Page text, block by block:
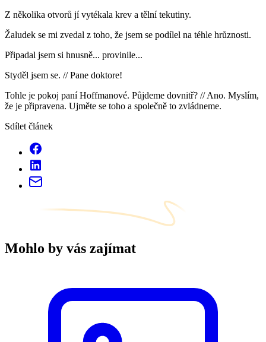
Z několika otvorů jí vytékala krev a tělní tekutiny.
Žaludek se mi zvedal z toho, že jsem se podílel na téhle hrůznosti.
Připadal jsem si hnusně... provinile...
Styděl jsem se. // Pane doktore!
Tohle je pokoj paní Hoffmanové. Půjdeme dovnitř? // Ano. Myslím,
že je připravena. Ujměte se toho a společně to zvládneme.
Sdílet článek
Mohlo by vás zajímat